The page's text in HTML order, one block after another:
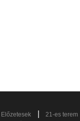
Előzetesek
21-es terem